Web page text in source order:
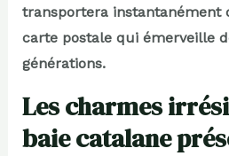
transportera instantanément
carte postale qui émerveille
générations.
Les charmes
baie catalane